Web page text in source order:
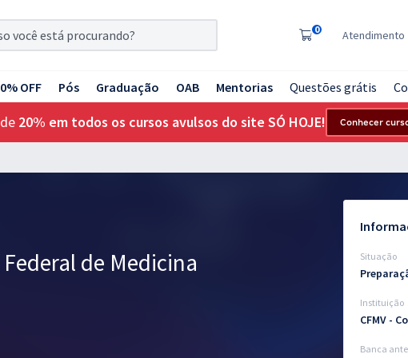
0 Atendimento
OFF Pós Graduação OAB Mentorias Questões grátis
20% em todos os cursos avulsos do site SÓ HOJE! Conhecer
de Medicina
Situação
Instituição
CFMV -
Banca